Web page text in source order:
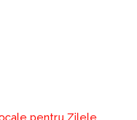
pentru Zilele